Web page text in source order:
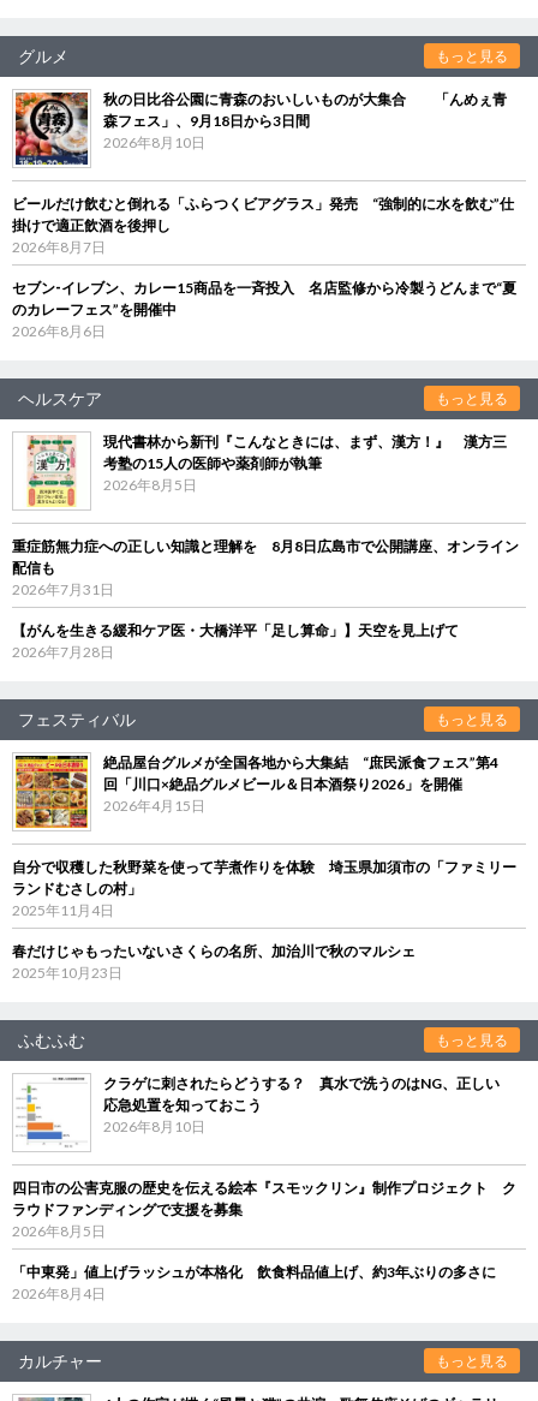
グルメ もっと見る
秋の日比谷公園に青森のおいしいものが大集合 「んめぇ青
森フェス」、9月18日から3日間
2026年8月10日
ビールだけ飲むと倒れる「ふらつくビアグラス」発売 “強制的に水を飲む”仕
掛けで適正飲酒を後押し
2026年8月7日
セブン‐イレブン、カレー15商品を一斉投入 名店監修から冷製うどんまで“夏
のカレーフェス”を開催中
2026年8月6日
ヘルスケア もっと見る
現代書林から新刊『こんなときには、まず、漢方！』 漢方三
考塾の15人の医師や薬剤師が執筆
2026年8月5日
重症筋無力症への正しい知識と理解を 8月8日広島市で公開講座、オンライン
配信も
2026年7月31日
【がんを生きる緩和ケア医・大橋洋平「足し算命」】天空を見上げて
2026年7月28日
フェスティバル もっと見る
絶品屋台グルメが全国各地から大集結 “庶民派食フェス”第4
回「川口×絶品グルメビール＆日本酒祭り2026」を開催
2026年4月15日
自分で収穫した秋野菜を使って芋煮作りを体験 埼玉県加須市の「ファミリー
ランドむさしの村」
2025年11月4日
春だけじゃもったいないさくらの名所、加治川で秋のマルシェ
2025年10月23日
ふむふむ もっと見る
クラゲに刺されたらどうする？ 真水で洗うのはNG、正しい
応急処置を知っておこう
2026年8月10日
四日市の公害克服の歴史を伝える絵本『スモックリン』制作プロジェクト ク
ラウドファンディングで支援を募集
2026年8月5日
「中東発」値上げラッシュが本格化 飲食料品値上げ、約3年ぶりの多さに
2026年8月4日
カルチャー もっと見る